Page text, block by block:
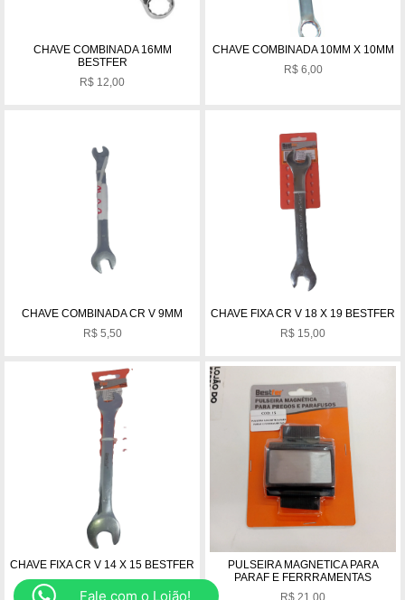
CHAVE COMBINADA 16MM
BESTFER
R$ 12,00
CHAVE COMBINADA 10MM X 10MM
R$6,00
CHAVE COMBINADA CR V 9MM
R$5,50
CHAVE FIXA CR V 18 X 19 BESTFER
R$ 15,00
CHAVE FIXA CR V 14 X 15 BESTFER
PULSEIRA MAGNETICA PARA
PARAF E FERRRAMENTAS
Fale com o Lojão!